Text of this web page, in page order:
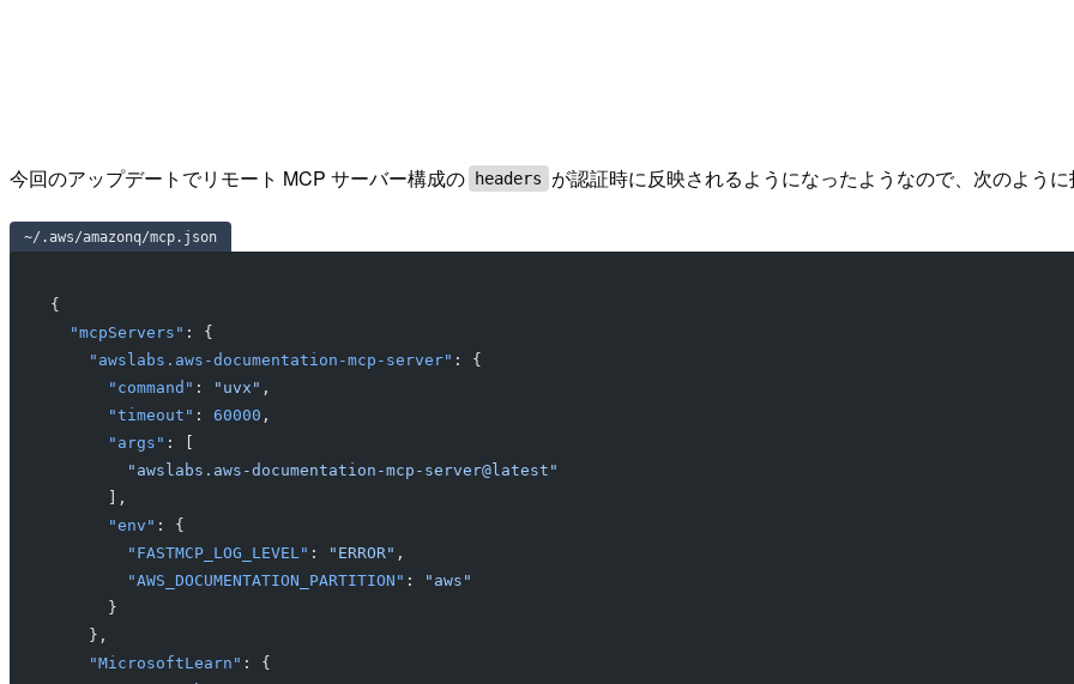
今回のアップデートでリモート MCP サーバー構成の headers が認証時に反映されるようになったようなので、次のよう
~/.aws/amazonq/mcp.json
{
  "mcpServers"
: {
    "awslabs.aws-documentation-mcp-server"
: {
      "command"
: "uvx" ,
      "timeout"
: 60000 ,
      "args"
: [
        "awslabs.aws-documentation-mcp-server@latest"
      ],
      "env"
: {
        "FASTMCP_LOG_LEVEL"
: "ERROR" ,
        "AWS_DOCUMENTATION_PARTITION"
:
"aws"
      }
    },
    "MicrosoftLearn"
: {